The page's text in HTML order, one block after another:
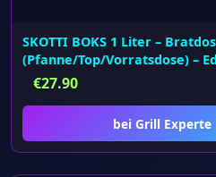
SKOTTI BOKS 1 Liter –
(Pfanne/Top/Vorratsdose) –
€27.90
bei Grill Experte